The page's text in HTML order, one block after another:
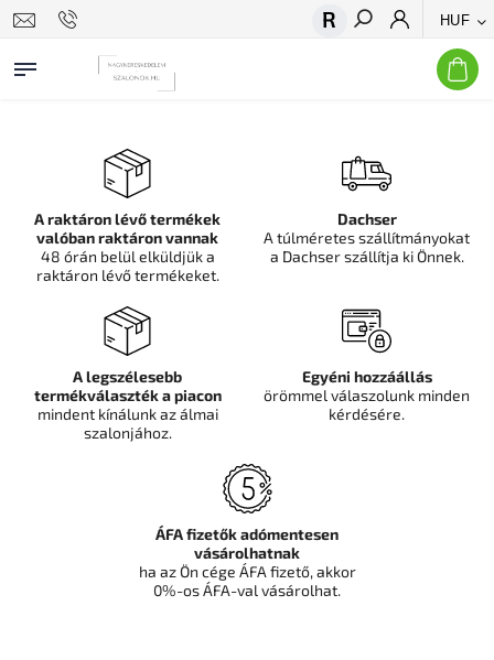
HUF
Keresés
A raktáron lévő termékek
valóban raktáron vannak
48 órán belül elküldjük a
raktáron lévő termékeket.
Dachser
A túlméretes szállítmányokat
a Dachser szállítja ki Önnek.
A legszélesebb
termékválaszték a piacon
mindent kínálunk az álmai
szalonjához.
Egyéni hozzáállás
örömmel válaszolunk minden
kérdésére.
ÁFA fizetők adómentesen
vásárolhatnak
ha az Ön cége ÁFA fizető, akkor
0%-os ÁFA-val vásárolhat.